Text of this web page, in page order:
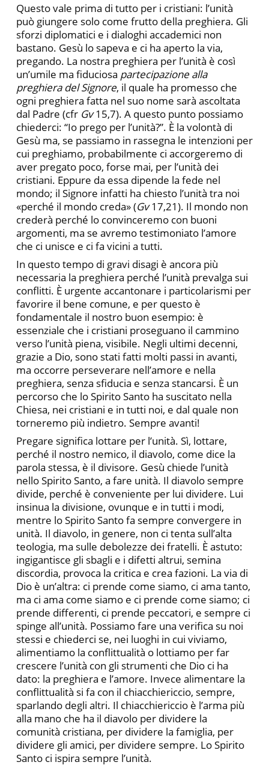
Questo vale prima di tutto per i cristiani: l’unità
può giungere solo come frutto della preghiera. Gli
sforzi diplomatici e i dialoghi accademici non
bastano. Gesù lo sapeva e ci ha aperto la via,
pregando. La nostra preghiera per l’unità è così
un’umile ma fiduciosa partecipazione alla
preghiera del Signore, il quale ha promesso che
ogni preghiera fatta nel suo nome sarà ascoltata
dal Padre (cfr Gv15,7). A questo punto possiamo
chiederci: “Io prego per l’unità?”. È la volontà di
Gesù ma, se passiamo in rassegna le intenzioni per
cui preghiamo, probabilmente ci accorgeremo di
aver pregato poco, forse mai, per l’unità dei
cristiani. Eppure da essa dipende la fede nel
mondo; il Signore infatti ha chiesto l’unità tra noi
«perché il mondo creda» (Gv17,21). Il mondo non
crederà perché lo convinceremo con buoni
argomenti, ma se avremo testimoniato l’amore
che ci unisce e ci fa vicini a tutti.
In questo tempo di gravi disagi è ancora più
necessaria la preghiera perché l’unità prevalga sui
conflitti. È urgente accantonare i particolarismi per
favorire il bene comune, e per questo è
fondamentale il nostro buon esempio: è
essenziale che i cristiani proseguano il cammino
verso l’unità piena, visibile. Negli ultimi decenni,
grazie a Dio, sono stati fatti molti passi in avanti,
ma occorre perseverare nell’amore e nella
preghiera, senza sfiducia e senza stancarsi. È un
percorso che lo Spirito Santo ha suscitato nella
Chiesa, nei cristiani e in tutti noi, e dal quale non
torneremo più indietro. Sempre avanti!
Pregare significa lottare per l’unità. Sì, lottare,
perché il nostro nemico, il diavolo, come dice la
parola stessa, è il divisore. Gesù chiede l’unità
nello Spirito Santo, a fare unità. Il diavolo sempre
divide, perché è conveniente per lui dividere. Lui
insinua la divisione, ovunque e in tutti i modi,
mentre lo Spirito Santo fa sempre convergere in
unità. Il diavolo, in genere, non ci tenta sull’alta
teologia, ma sulle debolezze dei fratelli. È astuto:
ingigantisce gli sbagli e i difetti altrui, semina
discordia, provoca la critica e crea fazioni. La via di
Dio è un’altra: ci prende come siamo, ci ama tanto,
ma ci ama come siamo e ci prende come siamo; ci
prende differenti, ci prende peccatori, e sempre ci
spinge all’unità. Possiamo fare una verifica su noi
stessi e chiederci se, nei luoghi in cui viviamo,
alimentiamo la conflittualità o lottiamo per far
crescere l’unità con gli strumenti che Dio ci ha
dato: la preghiera e l’amore. Invece alimentare la
conflittualità si fa con il chiacchiericcio, sempre,
sparlando degli altri. Il chiacchiericcio è l’arma più
alla mano che ha il diavolo per dividere la
comunità cristiana, per dividere la famiglia, per
dividere gli amici, per dividere sempre. Lo Spirito
Santo ci ispira sempre l’unità.